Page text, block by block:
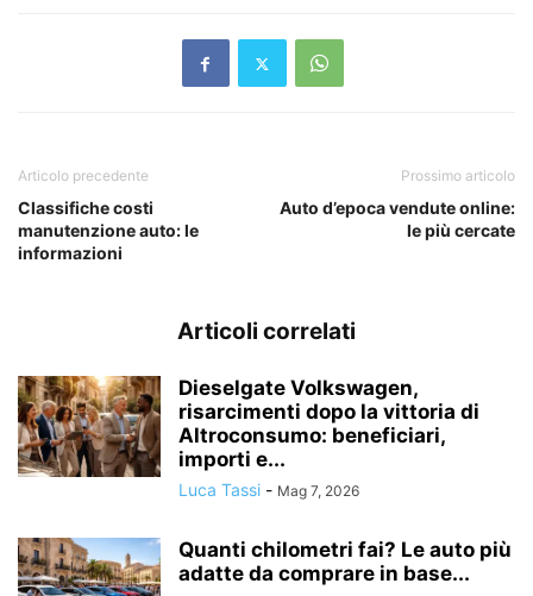
Articolo precedente
Classifiche costi
manutenzione auto: le
informazioni
Prossimo articolo
Auto d’epoca vendute online:
le più cercate
Articoli correlati
Dieselgate Volkswagen,
risarcimenti dopo la vittoria di
Altroconsumo: beneficiari,
importi e...
Luca Tassi - Mag 7, 2026
Quanti chilometri fai? Le auto più
adatte da comprare in base...